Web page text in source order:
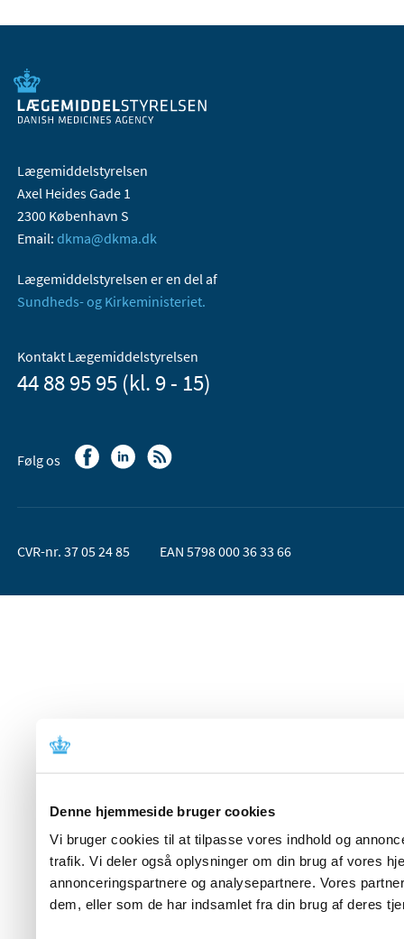
Denne hjemmeside bruger cookies
Vi bruger cookies til at tilpasse vores indhold og
trafik. Vi deler også oplysninger om din brug af vores
annonceringspartnere og analysepartnere. Vores
dem, eller som de har indsamlet fra din brug af deres
Lægemiddelstyrelsen
Axel Heides Gade 1
2300 København S
Email: dkma@dkma.dk
Lægemiddelstyrelsen er en del af
Sundheds- og Kirkeministeriet.
Kontakt Lægemiddelstyrelsen
44 88 95 95 (kl. 9 - 15)
Følg os
CVR-nr. 37 05 24 85 EAN 5798 000 36 33 66